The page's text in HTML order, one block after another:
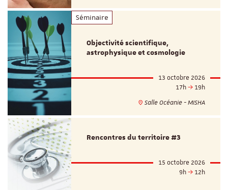
Séminaire
Objectivité scientifique,
astrophysique et cosmologie
13 octobre 2026
17h
19h
Salle Océanie - MISHA
Rencontres du territoire #3
15 octobre 2026
9h
12h